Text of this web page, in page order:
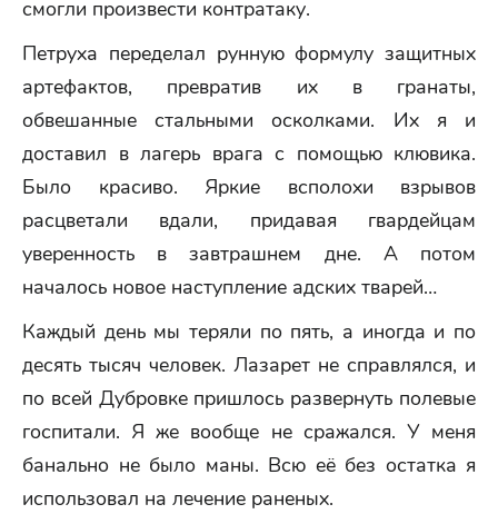
смогли произвести контратаку.
Петруха переделал рунную формулу защитных
артефактов, превратив их в гранаты,
обвешанные стальными осколками. Их я и
доставил в лагерь врага с помощью клювика.
Было красиво. Яркие всполохи взрывов
расцветали вдали, придавая гвардейцам
уверенность в завтрашнем дне. А потом
началось новое наступление адских тварей…
Каждый день мы теряли по пять, а иногда и по
десять тысяч человек. Лазарет не справлялся, и
по всей Дубровке пришлось развернуть полевые
госпитали. Я же вообще не сражался. У меня
банально не было маны. Всю её без остатка я
использовал на лечение раненых.